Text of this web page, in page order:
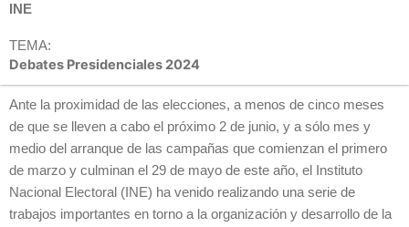
INE
TEMA:
Debates Presidenciales 2024
Ante la proximidad de las elecciones, a menos de cinco meses
de que se lleven a cabo el próximo 2 de junio, y a sólo mes y
medio del arranque de las campañas que comienzan el primero
de marzo y culminan el 29 de mayo de este año, el Instituto
Nacional Electoral (INE) ha venido realizando una serie de
trabajos importantes en torno a la organización y desarrollo de la